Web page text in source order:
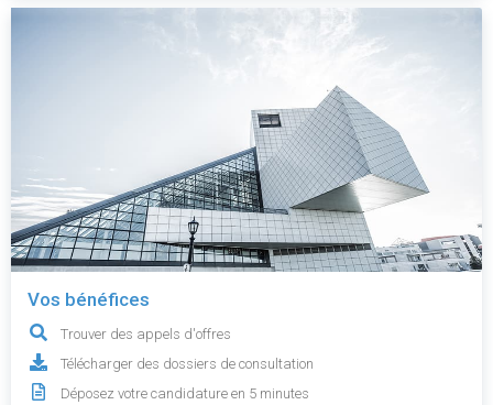
Vos bénéfices
Trouver des appels d'offres
Télécharger des dossiers de consultation
Déposez votre candidature en 5 minutes